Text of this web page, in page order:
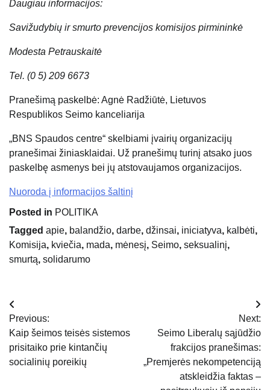
Daugiau informacijos:
Savižudybių ir smurto prevencijos komisijos pirmininkė
Modesta Petrauskaitė
Tel. (0 5) 209 6673
Pranešimą paskelbė: Agnė Radžiūtė, Lietuvos
Respublikos Seimo kanceliarija
„BNS Spaudos centre“ skelbiami įvairių organizacijų
pranešimai žiniasklaidai. Už pranešimų turinį atsako juos
paskelbę asmenys bei jų atstovaujamos organizacijos.
Nuoroda į informacijos šaltinį
Posted in POLITIKA
Tagged apie, balandžio, darbe, džinsai, iniciatyva, kalbėti,
Komisija, kviečia, mada, mėnesį, Seimo, seksualinį,
smurtą, solidarumo
Navigacija
tarp
įrašų
Previous:
Kaip šeimos teisės sistemos
prisitaiko prie kintančių
socialinių poreikių
Next:
Seimo Liberalų sąjūdžio
frakcijos pranešimas:
„Premjerės nekompetenciją
atskleidžia faktas –